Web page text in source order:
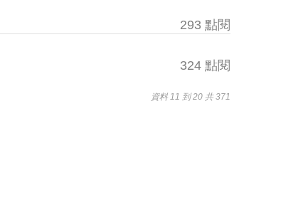
293 點閱
324 點閱
資料 11 到 20 共 371